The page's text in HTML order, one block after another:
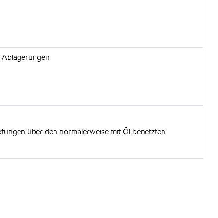
über den normalerweise mit Öl benetzten